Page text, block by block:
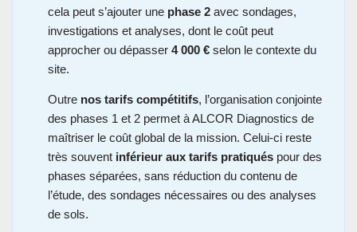
cela peut s’ajouter une phase 2 avec sondages,
investigations et analyses, dont le coût peut
approcher ou dépasser 4 000 € selon le contexte du
site.
Outre nos tarifs compétitifs, l’organisation conjointe
des phases 1 et 2 permet à ALCOR Diagnostics de
maîtriser le coût global de la mission. Celui-ci reste
très souvent inférieur aux tarifs pratiqués pour des
phases séparées, sans réduction du contenu de
l’étude, des sondages nécessaires ou des analyses
de sols.